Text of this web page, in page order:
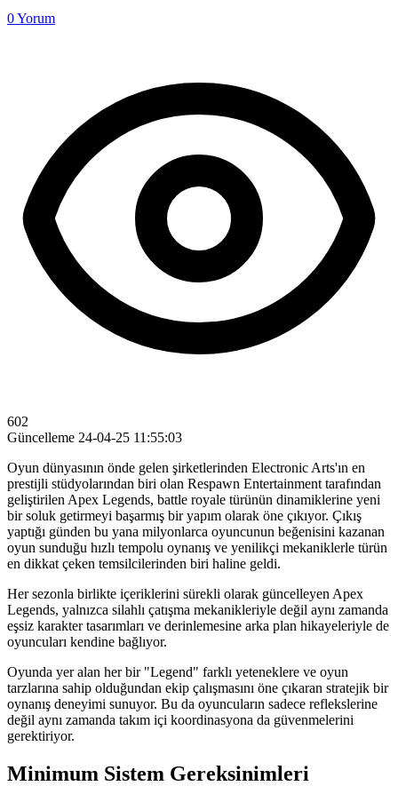
0Yorum
602
Güncelleme 24-04-25 11:55:03
Oyun dünyasının önde gelen şirketlerinden Electronic Arts'ın en
prestijli stüdyolarından biri olan Respawn Entertainment tarafından
geliştirilen Apex Legends, battle royale türünün dinamiklerine yeni
bir soluk getirmeyi başarmış bir yapım olarak öne çıkıyor. Çıkış
yaptığı günden bu yana milyonlarca oyuncunun beğenisini kazanan
oyun sunduğu hızlı tempolu oynanış ve yenilikçi mekaniklerle türün
en dikkat çeken temsilcilerinden biri haline geldi.
Her sezonla birlikte içeriklerini sürekli olarak güncelleyen Apex
Legends, yalnızca silahlı çatışma mekanikleriyle değil aynı zamanda
eşsiz karakter tasarımları ve derinlemesine arka plan hikayeleriyle de
oyuncuları kendine bağlıyor.
Oyunda yer alan her bir "Legend" farklı yeteneklere ve oyun
tarzlarına sahip olduğundan ekip çalışmasını öne çıkaran stratejik bir
oynanış deneyimi sunuyor. Bu da oyuncuların sadece reflekslerine
değil aynı zamanda takım içi koordinasyona da güvenmelerini
gerektiriyor.
Minimum Sistem Gereksinimleri